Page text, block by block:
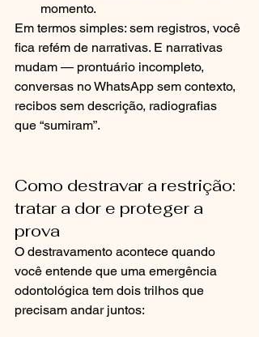
momento.
Em termos simples: sem registros, você
fica refém de narrativas. E narrativas
mudam — prontuário incompleto,
conversas no WhatsApp sem contexto,
recibos sem descrição, radiografias
que “sumiram”.
Como destravar a restrição:
tratar a dor e proteger a
prova
O destravamento acontece quando
você entende que uma emergência
odontológica tem dois trilhos que
precisam andar juntos: